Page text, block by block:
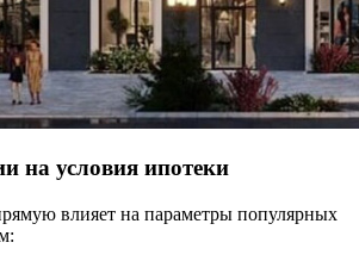
на условия ипотеки
влияет на параметры популярных